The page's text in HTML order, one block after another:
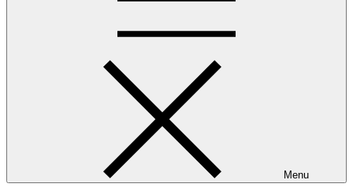
Menu